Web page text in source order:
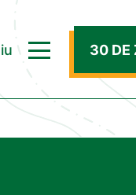
30 DE